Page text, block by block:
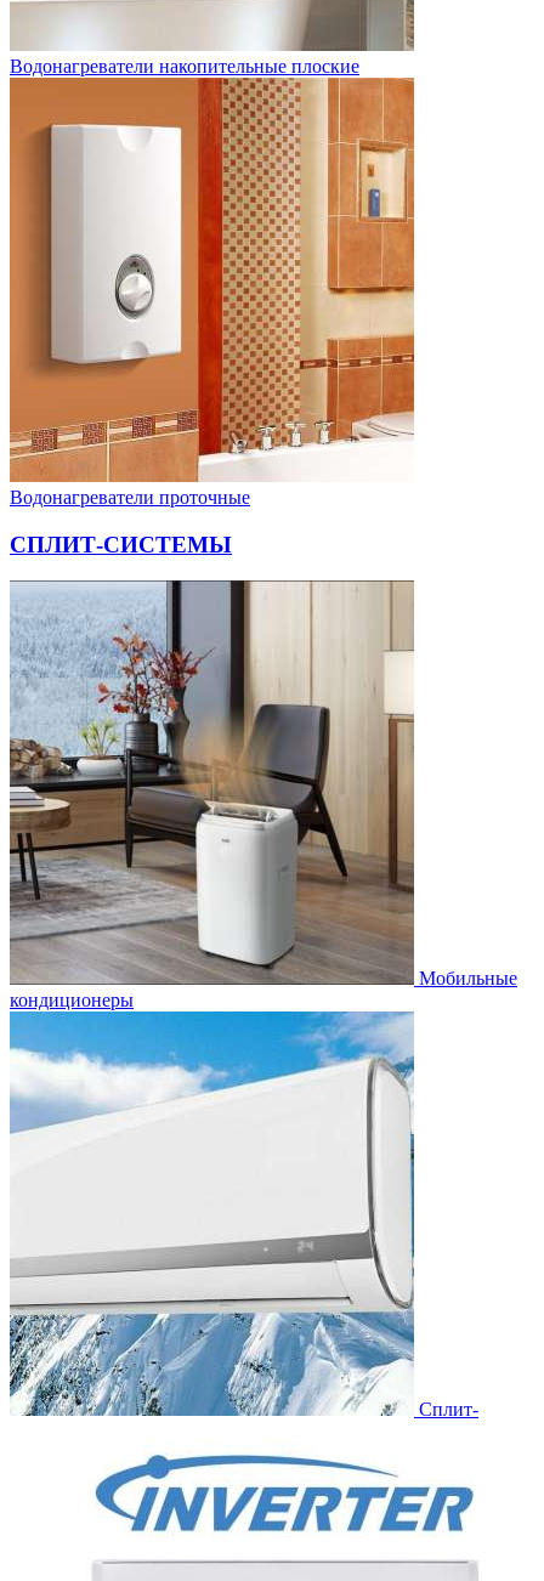
Водонагреватели накопительные плоские
Водонагреватели проточные
СПЛИТ-СИСТЕМЫ
Мобильные
кондиционеры
Сплит-